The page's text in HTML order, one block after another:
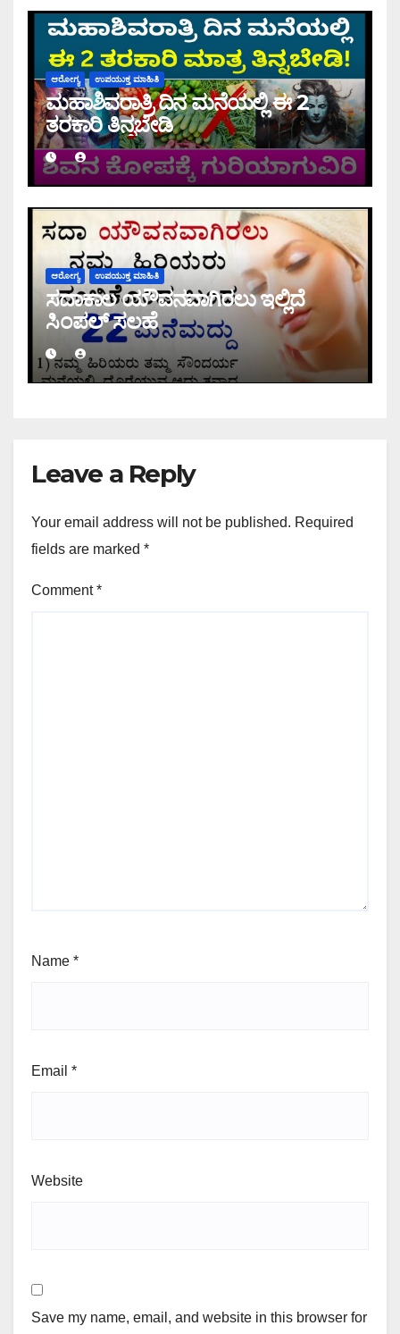
ಆರೋಗ್ಯ ಉಪಯುಕ್ತ ಮಾಹಿತಿ
ಮಹಾಶಿವರಾತ್ರಿ ದಿನ ಮನೆಯಲ್ಲಿ ಈ 2
ತರಕಾರಿ ತಿನ್ನಬೇಡಿ
ಆರೋಗ್ಯ ಉಪಯುಕ್ತ ಮಾಹಿತಿ
ಸದಾಕಾಲ ಯೌವನವಾಗಿರಲು ಇಲ್ಲಿದೆ
ಸಿಂಪಲ್ ಸಲಹೆ
Leave a Reply
Your email address will not be published. Required
fields are marked *
Comment*
Name *
Email *
Website
Save my name, email, and website in this browser for